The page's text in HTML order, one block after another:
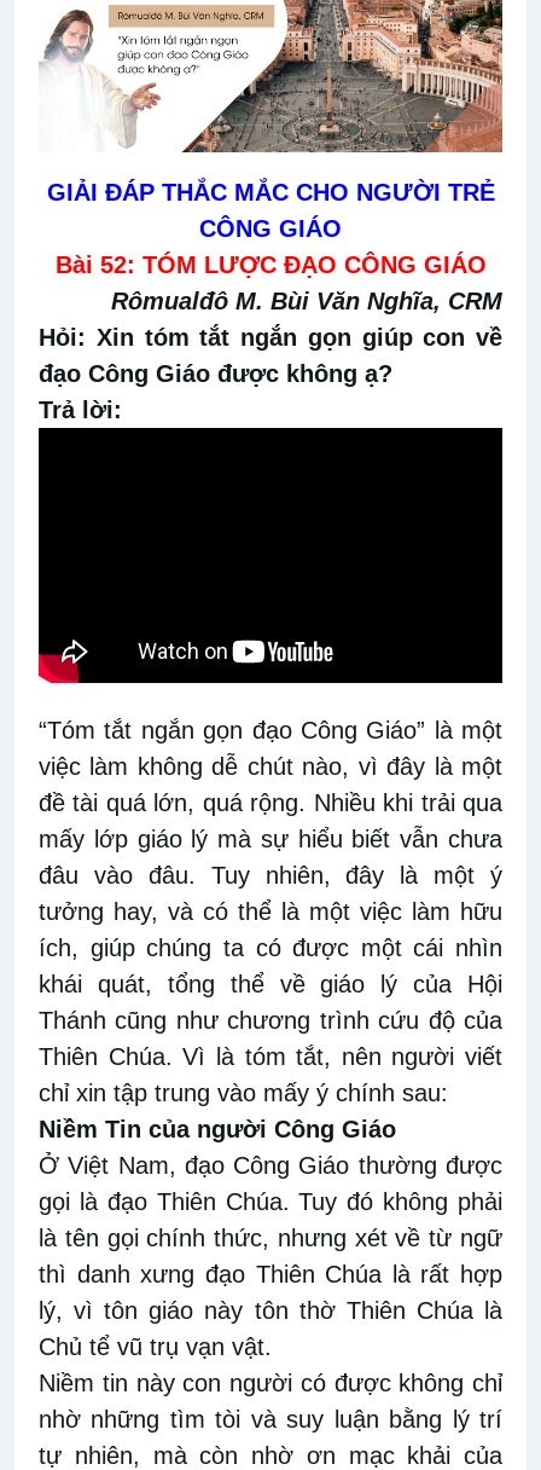
GIẢI ĐÁP THẮC MẮC CHO NGƯỜI TRẺ
CÔNG GIÁO
Bài 52: TÓM LƯỢC ĐẠO CÔNG GIÁO
Rômualđô M. Bùi Văn Nghĩa, CRM
Hỏi: Xin tóm tắt ngắn gọn giúp con về
đạo Công Giáo được không ạ?
Trả lời:
“Tóm tắt ngắn gọn đạo Công Giáo” là một
việc làm không dễ chút nào, vì đây là một
đề tài quá lớn, quá rộng. Nhiều khi trải qua
mấy lớp giáo lý mà sự hiểu biết vẫn chưa
đâu vào đâu. Tuy nhiên, đây là một ý
tưởng hay, và có thể là một việc làm hữu
ích, giúp chúng ta có được một cái nhìn
khái quát, tổng thể về giáo lý của Hội
Thánh cũng như chương trình cứu độ của
Thiên Chúa. Vì là tóm tắt, nên người viết
chỉ xin tập trung vào mấy ý chính sau:
Niềm Tin của người Công Giáo
Ở Việt Nam, đạo Công Giáo thường được
gọi là đạo Thiên Chúa. Tuy đó không phải
là tên gọi chính thức, nhưng xét về từ ngữ
thì danh xưng đạo Thiên Chúa là rất hợp
lý, vì tôn giáo này tôn thờ Thiên Chúa là
Chủ tể vũ trụ vạn vật.
Niềm tin này con người có được không chỉ
nhờ những tìm tòi và suy luận bằng lý trí
tự nhiên, mà còn nhờ ơn mạc khải của